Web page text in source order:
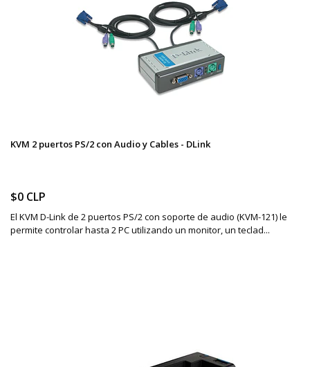
KVM 2 puertos PS/2 con Audio y Cables - DLink
$0 CLP
El KVM D-Link de 2 puertos PS/2 con soporte de audio (KVM-121) le
permite controlar hasta 2 PC utilizando un monitor, un teclad...